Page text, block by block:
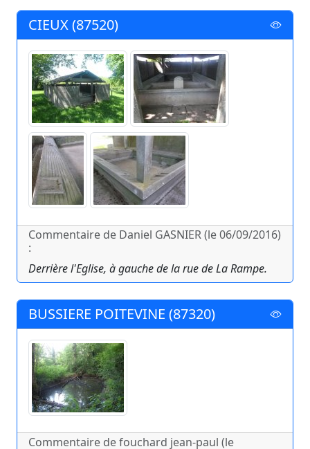
CIEUX (87520)
Commentaire de Daniel GASNIER (le 06/09/2016)
:
Derrière l'Eglise, à gauche de la rue de La Rampe.
BUSSIERE POITEVINE (87320)
Commentaire de fouchard jean-paul (le